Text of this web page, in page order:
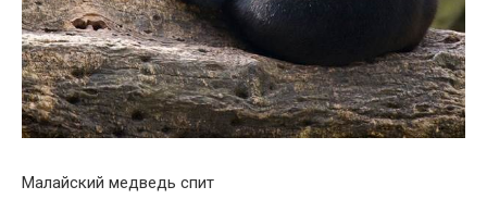
Малайский медведь спит